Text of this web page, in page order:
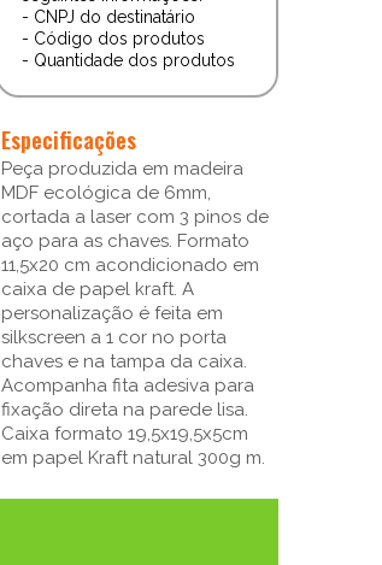
- CNPJ do destinatário
- Código dos produtos
- Quantidade dos produtos
Especificações
Peça produzida em madeira
MDF ecológica de 6mm,
cortada a laser com 3 pinos de
aço para as chaves. Formato
11,5x20 cm acondicionado em
caixa de papel kraft. A
personalização é feita em
silkscreen a 1 cor no porta
chaves e na tampa da caixa.
Acompanha fita adesiva para
fixação direta na parede lisa.
Caixa formato 19,5x19,5x5cm
em papel Kraft natural 300g m.